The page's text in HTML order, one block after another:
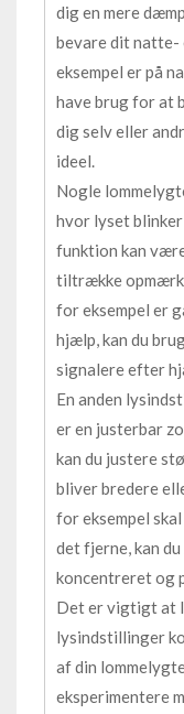
dig en mere
bevare dit natte-
eksempel er på
have brug for at
dig selv eller
ideel.
Nogle
hvor lyset
funktion kan
tiltrække
for eksempel er
hjælp, kan du
signalere efter
En anden
er en justerbar
kan du justere
bliver bredere
for eksempel
det fjerne, kan
koncentreret og
Det er vigtigt at
lysindstillinger
af din
eksperimentere